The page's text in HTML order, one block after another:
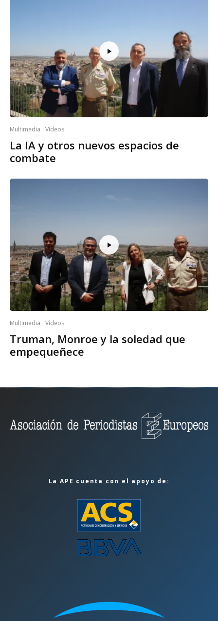
Multimedia Vídeos
La IA y otros nuevos espacios de
combate
Multimedia Vídeos
Truman, Monroe y la soledad que
empequeñece
La APE cuenta con el apoyo de: